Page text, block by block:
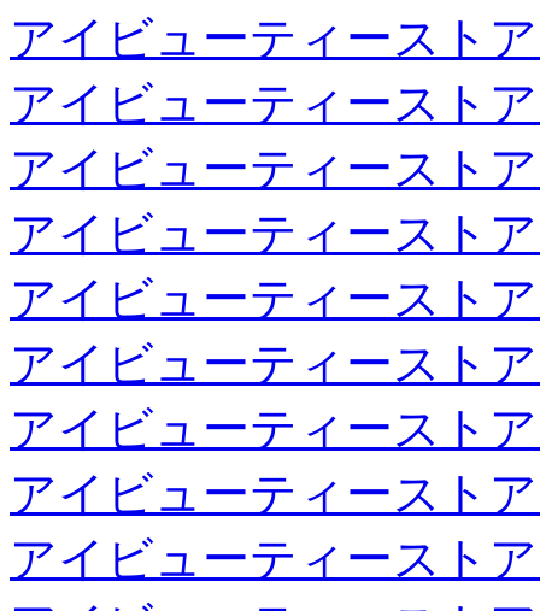
アイビューティースト
アイビューティースト
アイビューティースト
アイビューティースト
アイビューティースト
アイビューティースト
アイビューティースト
アイビューティースト
アイビューティースト